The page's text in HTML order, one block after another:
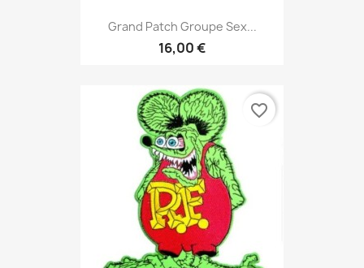
Grand Patch Groupe Sex...
16,00 €
favorite_border